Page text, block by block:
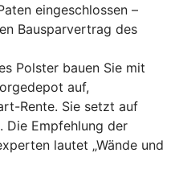
eingeschlossen –
Bausparvertrag des
Polster bauen Sie mit
auf,
Rente. Sie setzt auf
Die Empfehlung der
lautet „Wände und